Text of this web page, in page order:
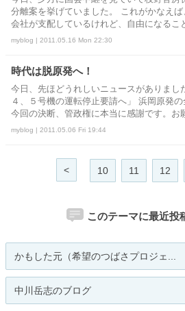
分離案を挙げていました。 これがかなえ
会社が支配しているけれど、自由になるこ
myblog | 2011.05.16 Mon 22:30
時代は脱原発へ！
今日、先ほどうれしいニュースがありまし
４、５号機の運転停止要請へ」 浜岡原発
今回の決断、管政権に本当に感謝です。お
myblog | 2011.05.06 Fri 19:44
< 10 11 12
このテーマに最近投
かもした元（希望のつばさプロジェ...
中川岳志のブログ